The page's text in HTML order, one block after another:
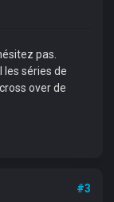
pas.
les séries de
over de
#3